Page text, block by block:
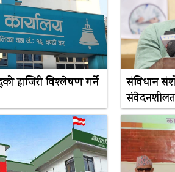
हाजिरी विश्लेषण गर्ने
संविधान